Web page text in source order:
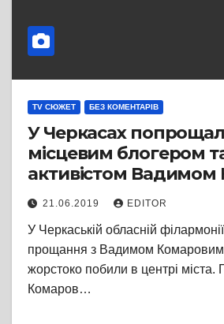
TV СЮЖЕТ БЕЗ КОМЕНТАРІВ
У Черкасах
місцевим блогером
активістом
21.06.2019 EDITOR
У Черкаській обласній
прощання з Вадимом
жорстоко побили в центрі міста.
Комаров…